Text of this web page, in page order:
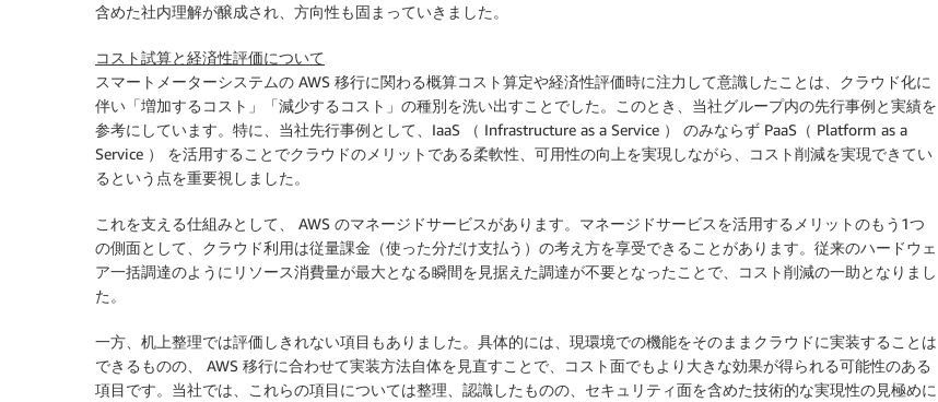
含めた社内理解が醸成され、方向性も固まっていきました。
コスト試算と経済性評価について
スマートメーターシステムの AWS 移行に関わる概算コスト算定や経済性評価時に注力して意識したことは、クラウド化に
伴い「増加するコスト」「減少するコスト」の種別を洗い出すことでした。このとき、当社グループ内の先行事例と実績を
参考にしています。特に、当社先行事例として、IaaS （ Infrastructure as a Service ） のみならず PaaS（ Platform as a
Service ） を活用することでクラウドのメリットである柔軟性、可用性の向上を実現しながら、コスト削減を実現できてい
るという点を重要視しました。
これを支える仕組みとして、 AWS のマネージドサービスがあります。マネージドサービスを活用するメリットのもう1つ
の側面として、クラウド利用は従量課金（使った分だけ支払う）の考え方を享受できることがあります。従来のハードウェ
ア一括調達のようにリソース消費量が最大となる瞬間を見据えた調達が不要となったことで、コスト削減の一助となりまし
た。
一方、机上整理では評価しきれない項目もありました。具体的には、現環境での機能をそのままクラウドに実装することは
できるものの、 AWS 移行に合わせて実装方法自体を見直すことで、コスト面でもより大きな効果が得られる可能性のある
項目です。当社では、これらの項目については整理、認識したものの、セキュリティ面を含めた技術的な実現性の見極めに